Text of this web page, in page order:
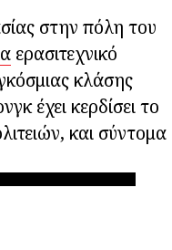
στην πόλη του
ερασιτεχνικό
κλάσης
έχει κερδίσει το
και σύντομα